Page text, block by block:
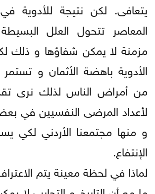
يتعافى. لكن نتيجة للأدوية
المعاصر تتحول العلل
مزمنة لا يمكن شفاؤها و ذلك
الأدوية باهضة الأثمان و تستمر
من أمراض الناس لذلك نرى
لأعداد المرضى النفسيين في
و منها مجتمعنا الأردني لكي
الإنتفاع.
لماذا في لحظة معينة يتم